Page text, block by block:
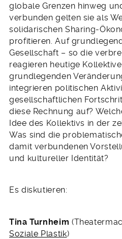
globale Grenzen hinweg
verbunden gelten sie als
solidarischen Sharing-
profitieren. Auf
Gesellschaft – so die
reagieren heutige
grundlegenden
integrieren politischen
gesellschaftlichen
diese Rechnung auf?
Idee des Kollektivs in der
Was sind die
damit verbundenen
und kultureller Identität?
Es diskutieren:
Tina Turnheim
Soziale Plastik)